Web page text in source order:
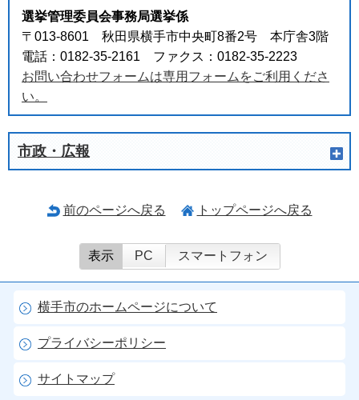
選挙管理委員会事務局選挙係
〒013-8601 秋田県横手市中央町8番2号 本庁舎3階
電話：0182-35-2161 ファクス：0182-35-2223
お問い合わせフォームは専用フォームをご利用くださ
い。
市政・広報
前のページへ戻る トップページへ戻る
表示 PC スマートフォン
横手市のホームページについて
プライバシーポリシー
サイトマップ